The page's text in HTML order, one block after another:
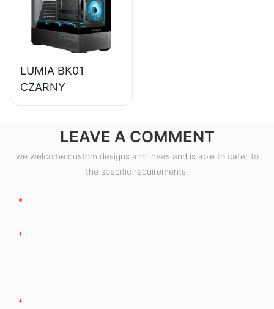
80+ Bronze
ESB550W
LUMIA BK01
CZARNY
LEAVE A COMMENT
we welcome custom designs and ideas and is able to cater to
the specific requirements.